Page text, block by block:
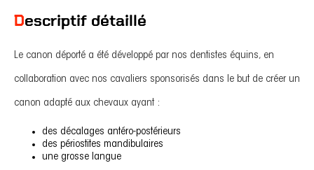
Descriptif détaillé
Le canon déporté a été développé par nos dentistes équins, en
collaboration avec nos cavaliers sponsorisés dans le but de créer un
canon adapté aux chevaux ayant :
des décalages antéro-postérieurs
des périostites mandibulaires
une grosse langue